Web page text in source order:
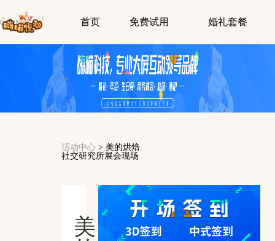
首页 免费试用 婚礼套餐
活动中心 > 美的烘焙
社交研究所展会现场
美